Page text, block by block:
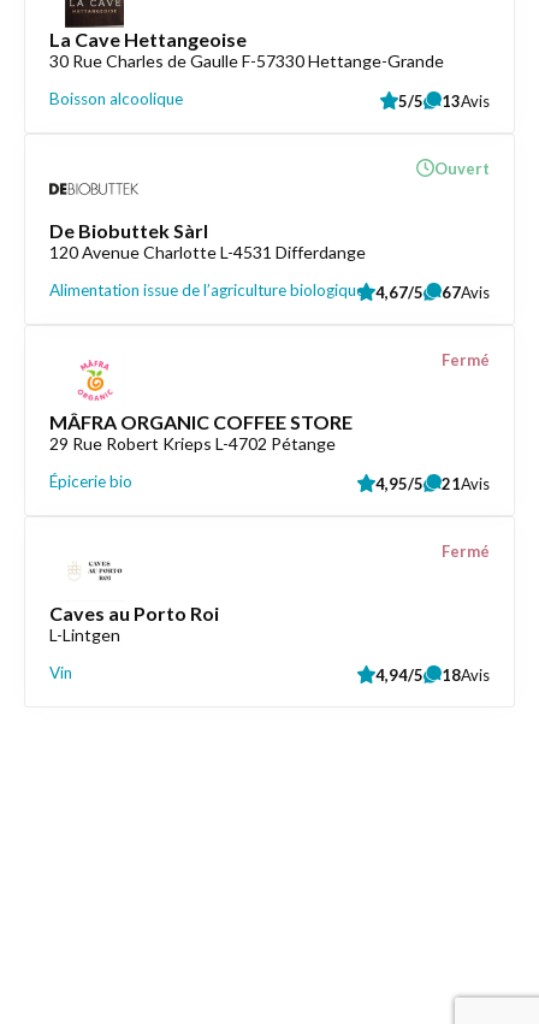
La Cave Hettangeoise
30 Rue Charles de Gaulle F-57330 Hettange-Grande
Boisson alcoolique 5/5 13Avis
De Biobuttek Sàrl
120 Avenue Charlotte L-4531 Differdange
Alimentation issue de l’agriculture biologique
Ouvert
4,67/5 67Avis
MÂFRA ORGANIC COFFEE STORE
29 Rue Robert Krieps L-4702 Pétange
Épicerie bio
Fermé
4,95/5 21Avis
Caves au Porto Roi
L-Lintgen
Vin
Fermé
4,94/5 18Avis